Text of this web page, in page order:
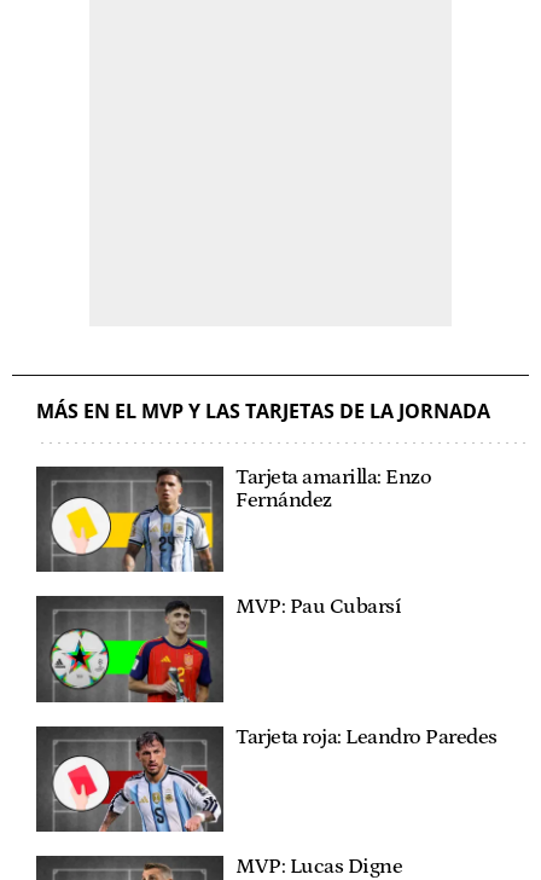
MÁS EN EL MVP Y LAS TARJETAS DE LA JORNADA
Tarjeta amarilla: Enzo
Fernández
MVP: Pau Cubarsí
Tarjeta roja: Leandro Paredes
MVP: Lucas Digne